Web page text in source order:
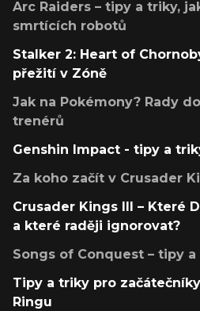
Arc Raiders – tipy a triky,
smrtících robotů
Stalker 2: Heart of
přežití v Zóně
Jak na Pokémony? Rady
trenérů
Genshin Impact - tipy a
Za koho začít v Crusader
Crusader Kings III – Které
a které raději ignorovat?
Songs of Conquest – tipy
Tipy a triky pro
Ringu